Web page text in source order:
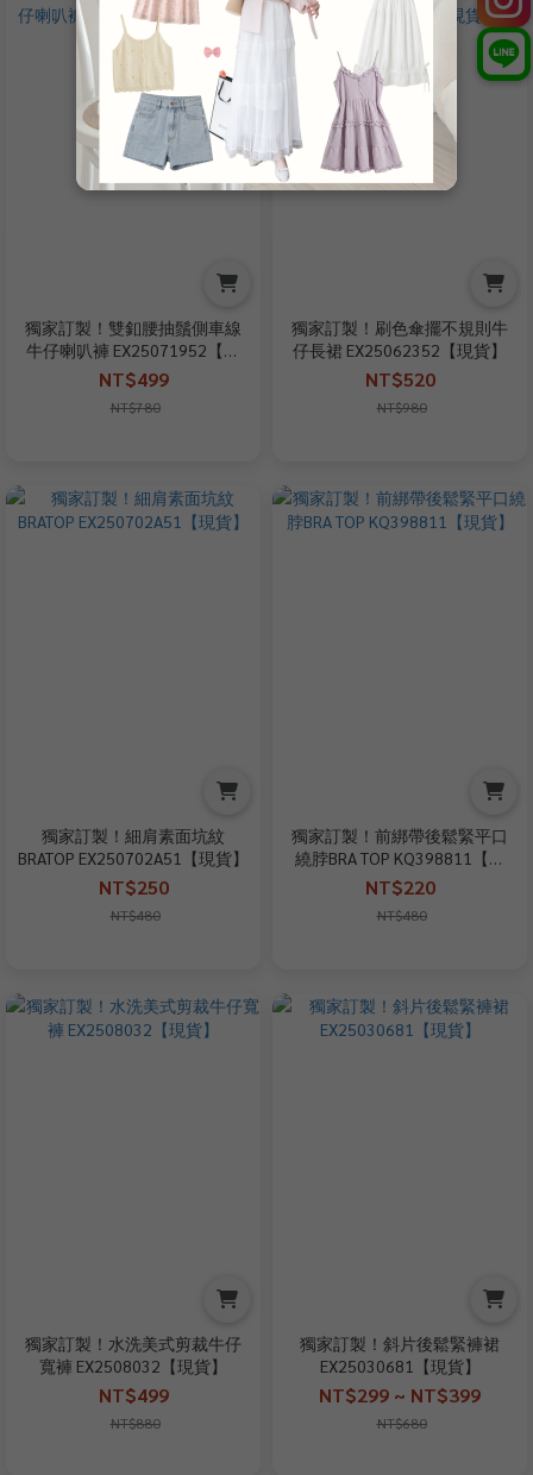
獨家訂製！雙釦腰抽鬚側車線
牛仔喇叭褲 EX25071952【現
貨】
NT$499
NT$780
獨家訂製！刷色傘擺不規則牛
仔長裙 EX25062352【現貨】
NT$520
NT$980
獨家訂製！細肩素面坑紋
BRATOP EX250702A51【現貨】
NT$250
NT$480
獨家訂製！前綁帶後鬆緊平口
繞脖BRA TOP KQ398811【現
貨】
NT$220
NT$480
獨家訂製！水洗美式剪裁牛仔
寬褲 EX2508032【現貨】
NT$499
NT$880
獨家訂製！斜片後鬆緊褲裙
EX25030681【現貨】
NT$299 ~ NT$399
NT$680